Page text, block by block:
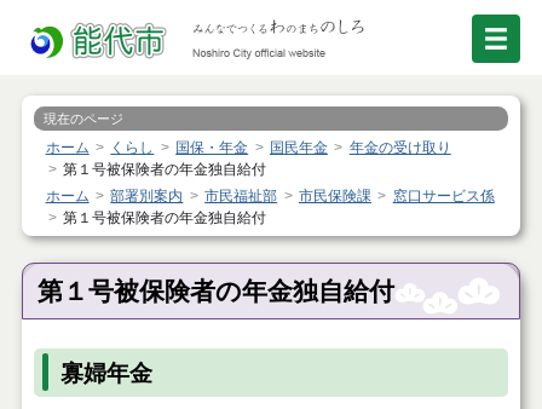
現在のページ
ホーム くらし 国保・年金 国民年金
年金の受け取り
第１号被保険者の年金独自給付
ホーム
部署別案内 市民福祉部 市民保険課
窓口サービス係
第１号被保険者の年金独自給付
第１号被保険者の年金独自給付
寡婦年金